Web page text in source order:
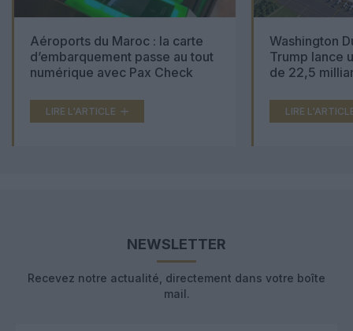
Aéroports du Maroc : la carte
d’embarquement passe au tout
numérique avec Pax Check
LIRE L'ARTICLE
Washington
Trump lance
de 22,5
LIRE
NEWSLETTER
Recevez notre actualité, directement dans votre boîte
mail.